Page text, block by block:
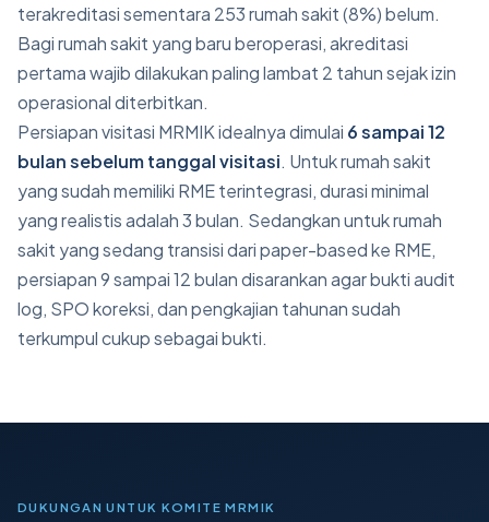
terakreditasi sementara 253 rumah sakit (8%) belum.
Bagi rumah sakit yang baru beroperasi, akreditasi
pertama wajib dilakukan paling lambat 2 tahun sejak izin
operasional diterbitkan.
Persiapan visitasi MRMIK idealnya dimulai 6 sampai 12
bulan sebelum tanggal visitasi. Untuk rumah sakit
yang sudah memiliki RME terintegrasi, durasi minimal
yang realistis adalah 3 bulan. Sedangkan untuk rumah
sakit yang sedang transisi dari paper-based ke RME,
persiapan 9 sampai 12 bulan disarankan agar bukti audit
log, SPO koreksi, dan pengkajian tahunan sudah
terkumpul cukup sebagai bukti.
DUKUNGAN UNTUK KOMITE MRMIK